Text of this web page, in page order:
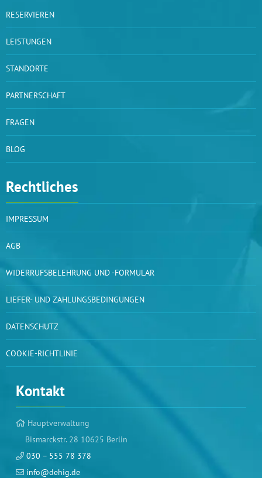
RESERVIEREN
LEISTUNGEN
STANDORTE
PARTNERSCHAFT
FRAGEN
BLOG
Rechtliches
IMPRESSUM
AGB
WIDERRUFSBELEHRUNG UND -FORMULAR
LIEFER- UND ZAHLUNGSBEDINGUNGEN
DATENSCHUTZ
COOKIE-RICHTLINIE
Kontakt
Hauptverwaltung
Bismarckstr. 28 10625 Berlin
030 – 555 78 378
info@dehig.de